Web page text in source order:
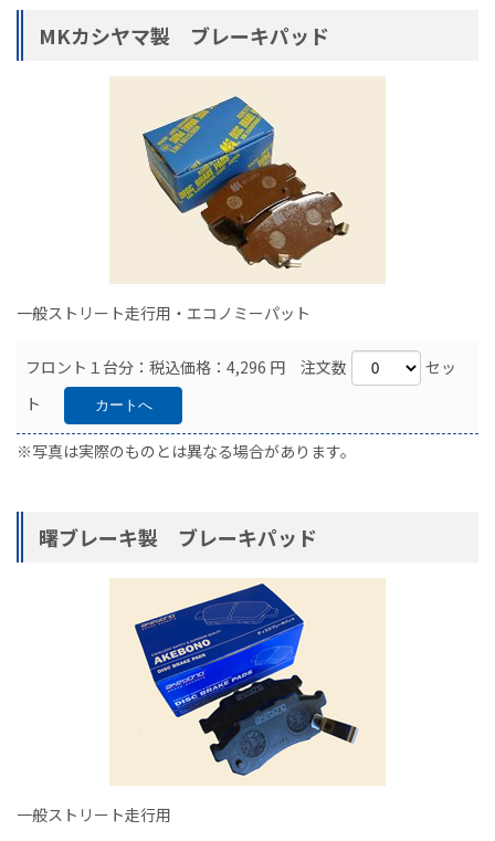
MKカシヤマ製 ブレーキパッド
一般ストリート走行用・エコノミーパット
フロント１台分：税込価格：4,296 円 注文数
セッ
ト
※写真は実際のものとは異なる場合があります。
曙ブレーキ製 ブレーキパッド
一般ストリート走行用